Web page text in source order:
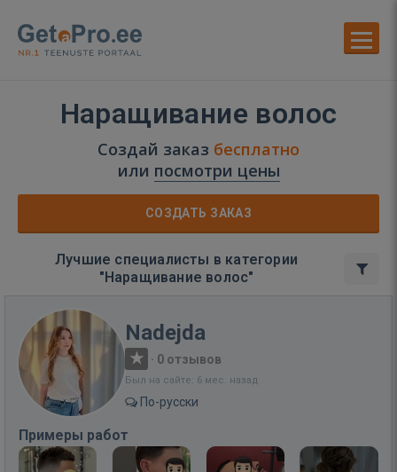
Наращивание волос
Создай заказ бесплатно
или посмотри цены
СОЗДАТЬ ЗАКАЗ
Лучшие специалисты в категории
"Наращивание волос"
Nadejda
· 0 отзывов
Был на сайте: 6 мес. назад
По-русски
Примеры работ